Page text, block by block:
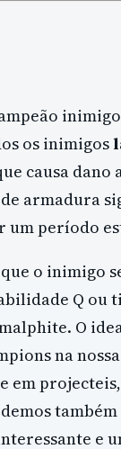
os inimigos
causa dano
armadura
um período
o inimigo
Q
O
na
em
e